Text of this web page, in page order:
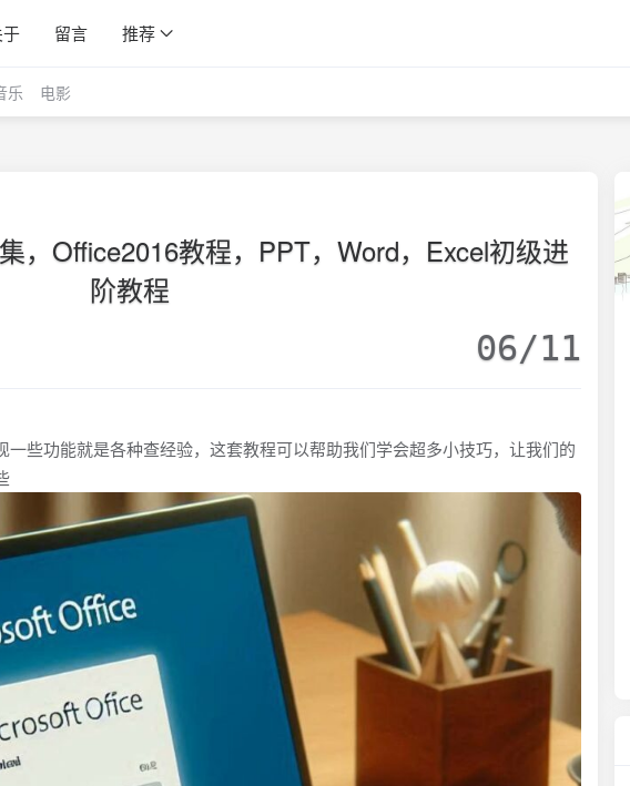
留言 推荐
乐 电影
，Office2016教程，PPT，Word，Excel初级进
阶教程
06/11
些功能就是各种查经验，这套教程可以帮助我们学会超多小技巧，让我们的